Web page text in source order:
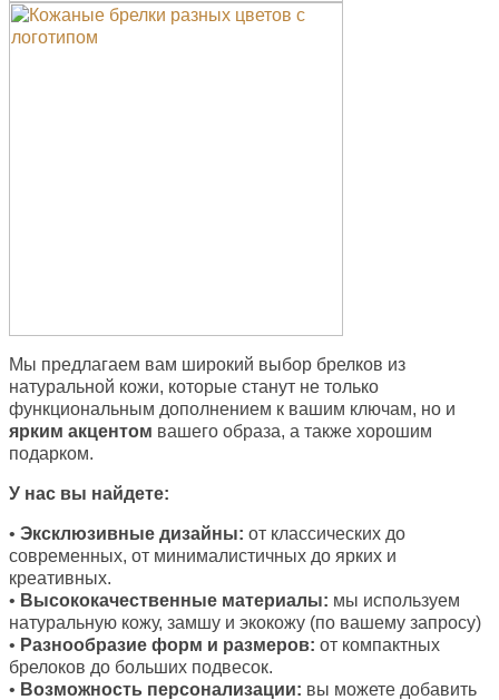
Мы предлагаем вам широкий выбор брелков из
натуральной кожи, которые станут не только
функциональным дополнением к вашим ключам, но и
ярким акцентом вашего образа, а также хорошим
подарком.
У нас вы найдете:
• Эксклюзивные дизайны: от классических до
современных, от минималистичных до ярких и
креативных.
• Высококачественные материалы: мы используем
натуральную кожу, замшу и экокожу (по вашему запросу)
• Разнообразие форм и размеров: от компактных
брелоков до больших подвесок.
• Возможность персонализации: вы можете добавить